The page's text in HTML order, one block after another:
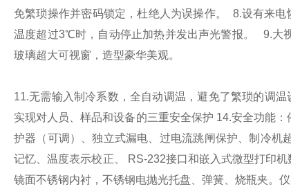
免繁琐操作并密码锁定，杜绝人为误操作。 8.设有来电
温度超过3℃时，自动停止加热并发出声光警报。 9.大
玻璃超大可视窗，造型豪华美观。
11.无需输入制冷系数，全自动调温，避免了繁琐的调温
实现对人员、样品和设备的三重安全保护 14.安全功能
护器（可调）、独立式漏电、过电流跳闸保护、制冷机
记忆、温度表示校正、 RS-232接口和嵌入式微型打印机
镜面不锈钢内衬，不锈钢电抛光托盘、弹簧、烧瓶夹。